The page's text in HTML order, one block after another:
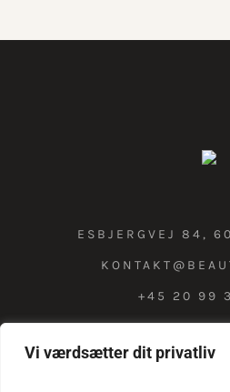
Vi værdsætter dit privatliv
ESBJERGVEJ 84,
+45 20 99
COOKIE &